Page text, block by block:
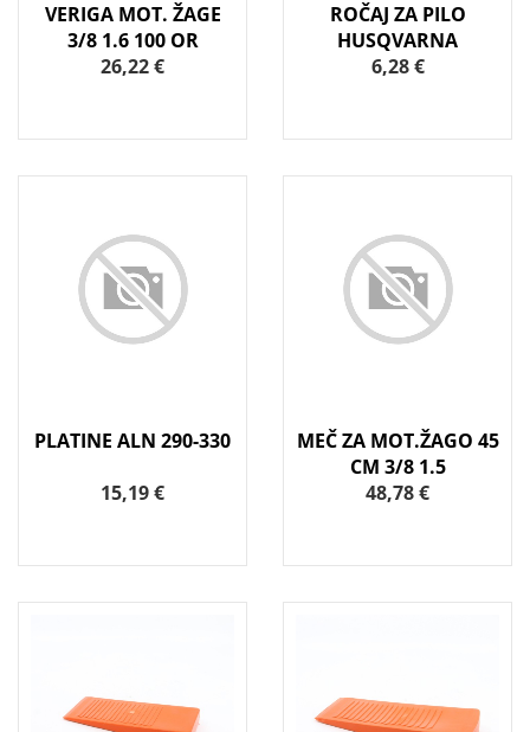
VERIGA MOT. ŽAGE
3/8 1.6 100 OR
26,22 €
ROČAJ ZA PILO
HUSQVARNA
6,28 €
PLATINE ALN 290-330
15,19 €
MEČ ZA MOT.ŽAGO 45
CM 3/8 1.5
48,78 €